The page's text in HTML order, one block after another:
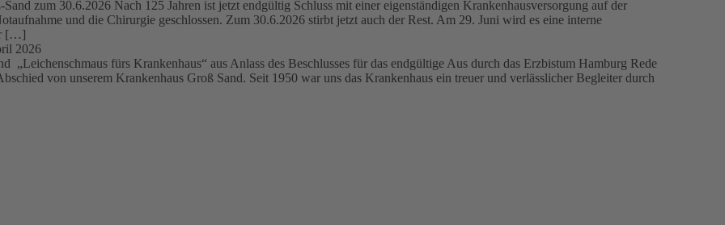
zum 30.6.2026 Nach 125 Jahren ist jetzt endgültig Schluss mit einer eigenständigen Krankenhausversorgung auf der
und die Chirurgie geschlossen. Zum 30.6.2026 stirbt jetzt auch der Rest. Am 29. Juni wird es eine interne
[…]
2026
„Leichenschmaus fürs Krankenhaus“ aus Anlass des Beschlusses für das endgültige Aus durch das Erzbistum Hamburg Rede
von unserem Krankenhaus Groß Sand. Seit 1950 war uns das Krankenhaus ein treuer und verlässlicher Begleiter durch